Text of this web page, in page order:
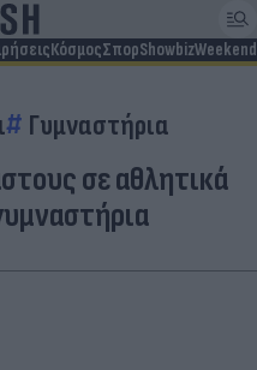
ΚόσμοςΣπορShowbizWeekend
Γυμναστήρια
σε αθλητικά